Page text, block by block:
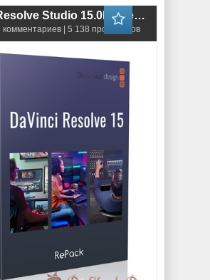
Davinci Resolve Studio 15.0b6 RePack
комментариев | 5 138 просмотров